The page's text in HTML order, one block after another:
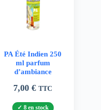
PA Été Indien 250
ml parfum
d’ambiance
7,00€ TTC
8 en stock